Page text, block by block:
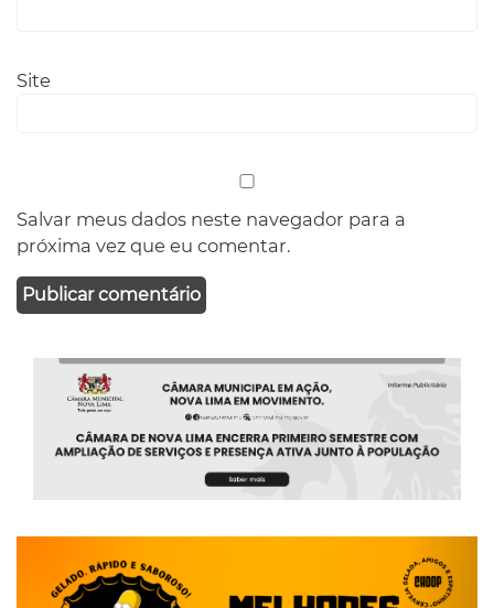
Site
Salvar meus dados neste navegador para a
próxima vez que eu comentar.